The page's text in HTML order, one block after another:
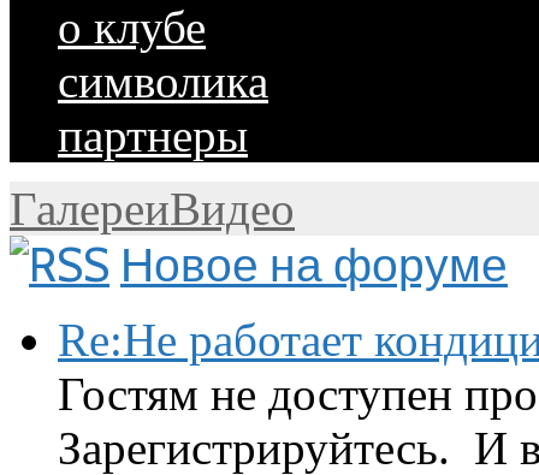
о клубе
символика
партнеры
ГалереиВидео
Новое на форуме
Re:Не работает
Гостям не доступен
Зарегистрируйтесь. И